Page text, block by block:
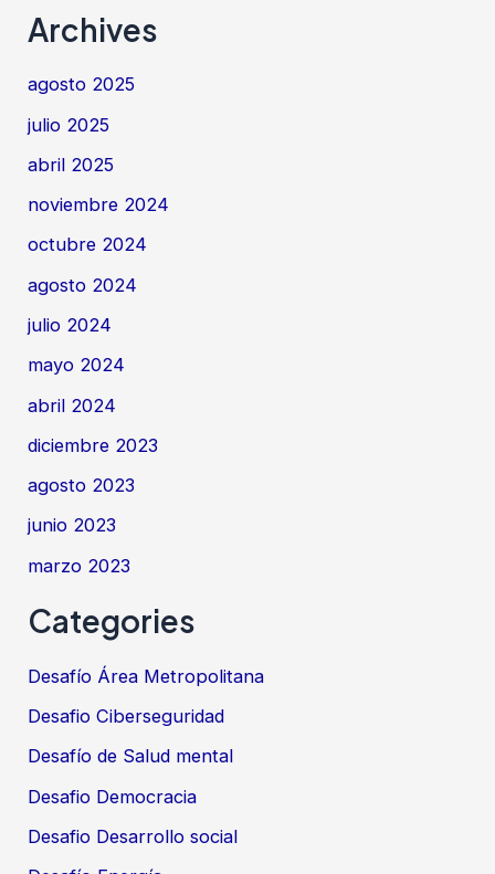
Archives
agosto 2025
julio 2025
abril 2025
noviembre 2024
octubre 2024
agosto 2024
julio 2024
mayo 2024
abril 2024
diciembre 2023
agosto 2023
junio 2023
marzo 2023
Categories
Desafío Área Metropolitana
Desafio Ciberseguridad
Desafío de Salud mental
Desafio Democracia
Desafio Desarrollo social